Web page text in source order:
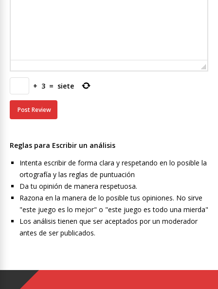
+ 3 = siete
Reglas para Escribir un análisis
Intenta escribir de forma clara y respetando en lo posible la
ortografía y las reglas de puntuación
Da tu opinión de manera respetuosa.
Razona en la manera de lo posible tus opiniones. No sirve
"este juego es lo mejor" o "este juego es todo una mierda"
Los análisis tienen que ser aceptados por un moderador
antes de ser publicados.